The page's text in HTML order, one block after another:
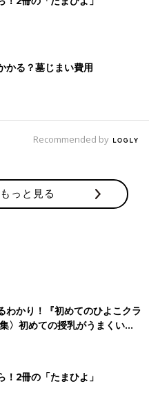
かる？墓じまい費用
Recommended by
っと見る
わかり！『初めてのひよこクラ
〉初めての授乳がうまくい
の基本と夏のトラブル 解決テ
2冊の「たまひよ」